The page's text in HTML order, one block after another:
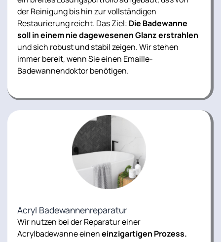
der Reinigung bis hin zur vollständigen
Restaurierung reicht. Das Ziel: Die Badewanne
soll in einem nie dagewesenen Glanz erstrahlen
und sich robust und stabil zeigen. Wir stehen
immer bereit, wenn Sie einen Emaille-
Badewannendoktor benötigen.
Acryl Badewannenreparatur
Wir nutzen bei der Reparatur einer
Acrylbadewanne eineneinzigartigen Prozess.